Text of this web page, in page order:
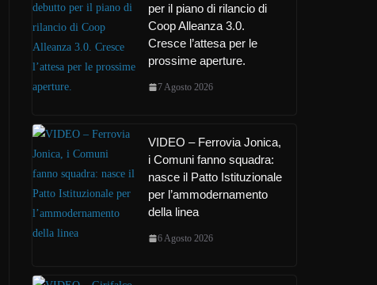
per il piano di rilancio di
Coop Alleanza 3.0.
Cresce l’attesa per le
prossime aperture.
7 Agosto 2026
VIDEO – Ferrovia Jonica,
i Comuni fanno squadra:
nasce il Patto Istituzionale
per l’ammodernamento
della linea
6 Agosto 2026